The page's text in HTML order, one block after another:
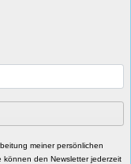
meiner persönlichen
können den Newsletter jederzeit